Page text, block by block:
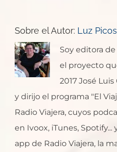
Sobre el Autor: Luz
Soy editora
el proyecto
2017 José
y dirijo el programa "El
Radio Viajera, cuyos
en Ivoox, iTunes,
app de Radio Viajera, la